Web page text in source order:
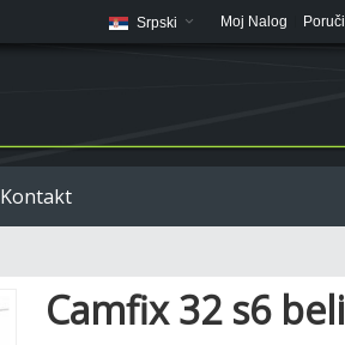
Moj Nalog Poruči
Srpski
Kontakt
Camfix 32 s6 beli